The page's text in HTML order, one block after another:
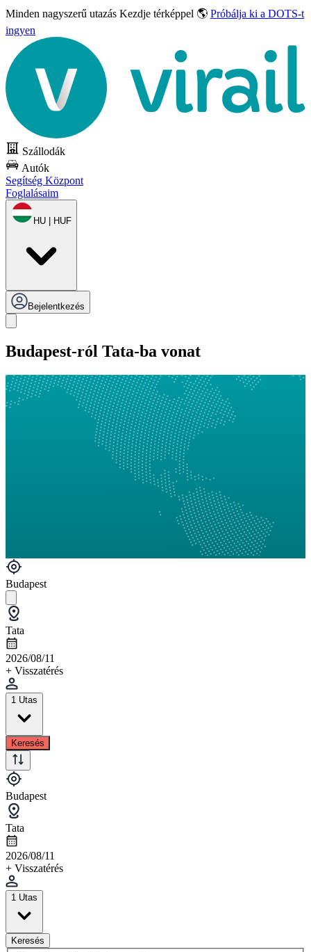
Minden nagyszerű utazás Kezdje térképpel 🌎 Próbálja ki a DOTS-t
ingyen
Szállodák
Autók
Segítség Központ
Foglalásaim
HU | HUF
Bejelentkezés
Budapest-ról Tata-ba vonat
Budapest
Tata
2026/08/11
+ Visszatérés
1 Utas
Keresés
Budapest
Tata
2026/08/11
+ Visszatérés
1 Utas
Keresés